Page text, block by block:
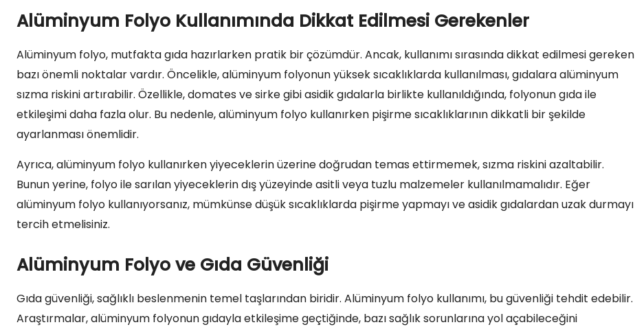
Alüminyum Folyo Kullanımında Dikkat Edilmesi Gerekenler
Alüminyum folyo, mutfakta gıda hazırlarken pratik bir çözümdür. Ancak, kullanımı sırasında dikkat edilmesi gereken
bazı önemli noktalar vardır. Öncelikle, alüminyum folyonun yüksek sıcaklıklarda kullanılması, gıdalara alüminyum
sızma riskini artırabilir. Özellikle, domates ve sirke gibi asidik gıdalarla birlikte kullanıldığında, folyonun gıda ile
etkileşimi daha fazla olur. Bu nedenle, alüminyum folyo kullanırken pişirme sıcaklıklarının dikkatli bir şekilde
ayarlanması önemlidir.
Ayrıca, alüminyum folyo kullanırken yiyeceklerin üzerine doğrudan temas ettirmemek, sızma riskini azaltabilir.
Bunun yerine, folyo ile sarılan yiyeceklerin dış yüzeyinde asitli veya tuzlu malzemeler kullanılmamalıdır. Eğer
alüminyum folyo kullanıyorsanız, mümkünse düşük sıcaklıklarda pişirme yapmayı ve asidik gıdalardan uzak durmayı
tercih etmelisiniz.
Alüminyum Folyo ve Gıda Güvenliği
Gıda güvenliği, sağlıklı beslenmenin temel taşlarından biridir. Alüminyum folyo kullanımı, bu güvenliği tehdit edebilir.
Araştırmalar, alüminyum folyonun gıdayla etkileşime geçtiğinde, bazı sağlık sorunlarına yol açabileceğini